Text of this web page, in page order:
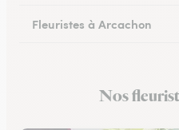
Fleuristes à Arcachon
Fleuristes à Pessac
Nos